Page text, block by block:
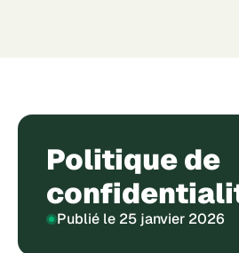
Politique de
Publié le 25 janvier 2026